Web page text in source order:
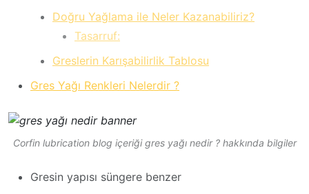
Doğru Yağlama ile Neler Kazanabiliriz?
Tasarruf:
Greslerin Karışabilirlik Tablosu
Gres Yağı Renkleri Nelerdir ?
Corfin lubrication blog içeriği gres yağı nedir ? hakkında bilgiler
Gresin yapısı süngere benzer